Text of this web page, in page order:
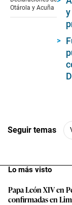
5
minutes,
Otárola y Acuña
Seguir temas
Lo más visto
Papa León XIV en
confirmadas en